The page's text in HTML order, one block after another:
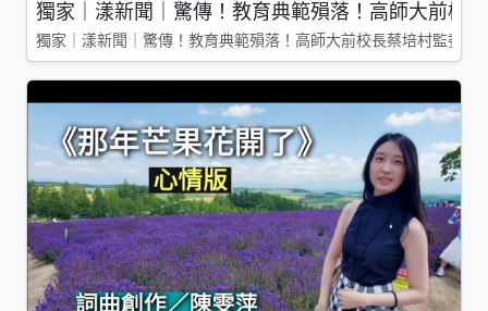
獨家｜漾新聞｜驚傳！教育典範殞落！高師大前校
獨家｜漾新聞｜驚傳！教育典範殞落！高師大前校長蔡培村監委